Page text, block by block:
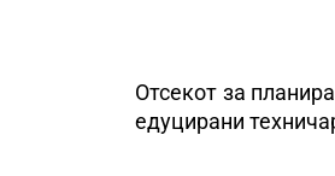
Отсекот за
едуцирани